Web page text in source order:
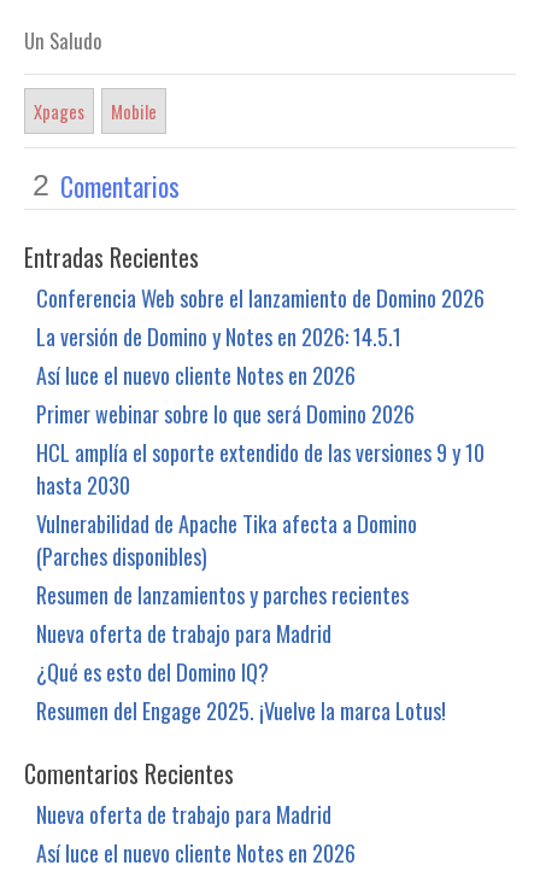
Un Saludo
Xpages Mobile
2 Comentarios
Entradas Recientes
Conferencia Web sobre el lanzamiento de Domino 2026
La versión de Domino y Notes en 2026: 14.5.1
Así luce el nuevo cliente Notes en 2026
Primer webinar sobre lo que será Domino 2026
HCL amplía el soporte extendido de las versiones 9 y 10
hasta 2030
Vulnerabilidad de Apache Tika afecta a Domino
(Parches disponibles)
Resumen de lanzamientos y parches recientes
Nueva oferta de trabajo para Madrid
¿Qué es esto del Domino IQ?
Resumen del Engage 2025. ¡Vuelve la marca Lotus!
Comentarios Recientes
Nueva oferta de trabajo para Madrid
Así luce el nuevo cliente Notes en 2026